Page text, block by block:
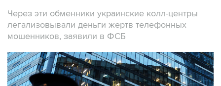
Через эти обменники украинские колл-центры
легализовывали деньги жертв телефонных
мошенников, заявили в ФСБ